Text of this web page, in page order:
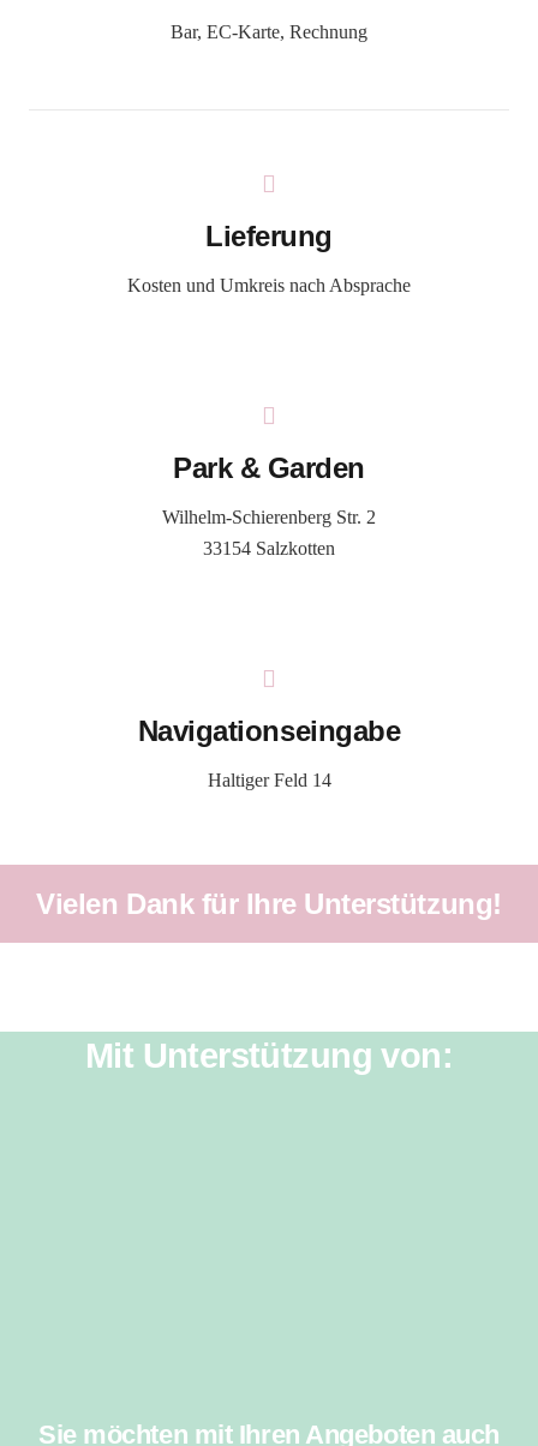
Bar, EC-Karte, Rechnung
Lieferung
Kosten und Umkreis nach Absprache
Park & Garden
Wilhelm-Schierenberg Str. 2
33154 Salzkotten
Navigationseingabe
Haltiger Feld 14
Vielen Dank für Ihre Unterstützung!
Mit Unterstützung von:
Sie möchten mit Ihren Angeboten auch